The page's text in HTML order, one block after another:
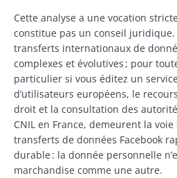
Cette analyse a une vocation
constitue pas un conseil juridique.
transferts internationaux de
complexes et évolutives ; pour
particulier si vous éditez un
d’utilisateurs européens, le
droit et la consultation des
CNIL en France, demeurent la
transferts de données Facebook
durable : la donnée personnelle
marchandise comme une autre.